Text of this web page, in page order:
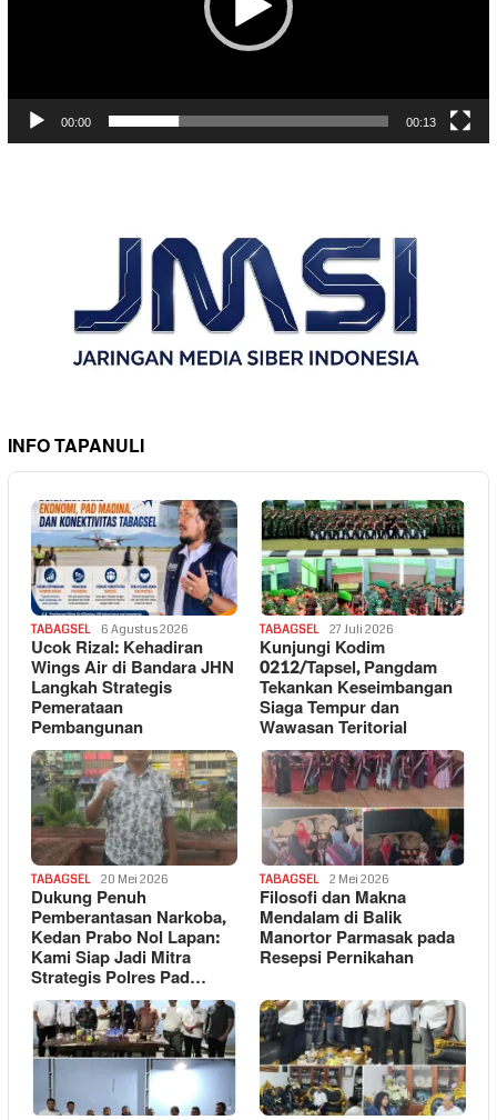
00:00 00:13
INFO TAPANULI
TABAGSEL 6 Agustus 2026
Ucok Rizal: Kehadiran
Wings Air di Bandara JHN
Langkah Strategis
Pemerataan
Pembangunan
TABAGSEL 27 Juli 2026
Kunjungi Kodim
0212/Tapsel, Pangdam
Tekankan Keseimbangan
Siaga Tempur dan
Wawasan Teritorial
TABAGSEL 20 Mei 2026
Dukung Penuh
Pemberantasan Narkoba,
Kedan Prabo Nol Lapan:
Kami Siap Jadi Mitra
Strategis Polres Pad…
TABAGSEL 2 Mei 2026
Filosofi dan Makna
Mendalam di Balik
Manortor Parmasak pada
Resepsi Pernikahan